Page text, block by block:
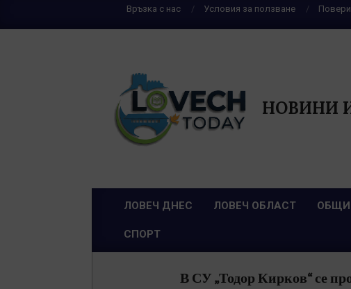
Връзка с нас Условия за ползване
НОВИНИ
Primary
ЛОВЕЧ ДНЕС ЛОВЕЧ ОБЛАСТ
СПОРТ
В СУ „Тодор Кирков“ се